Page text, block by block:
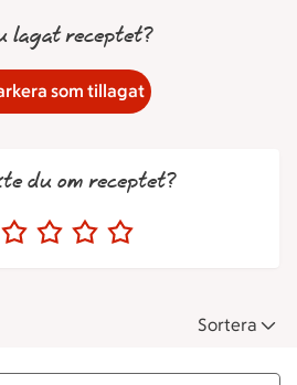
lagat receptet?
som tillagat
du om receptet?
Sortera